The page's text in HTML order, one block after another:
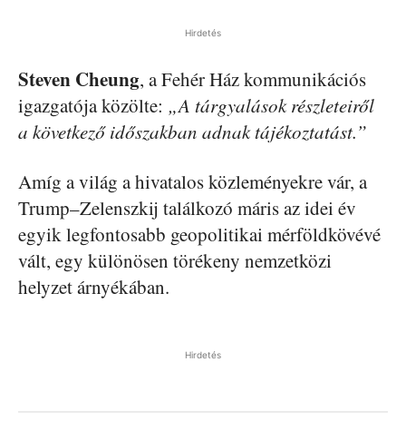
Hirdetés
Steven Cheung, a Fehér Ház kommunikációs
igazgatója közölte: „A tárgyalások részleteiről
a következő időszakban adnak tájékoztatást.”
Amíg a világ a hivatalos közleményekre vár, a
Trump–Zelenszkij találkozó máris az idei év
egyik legfontosabb geopolitikai mérföldkövévé
vált, egy különösen törékeny nemzetközi
helyzet árnyékában.
Hirdetés